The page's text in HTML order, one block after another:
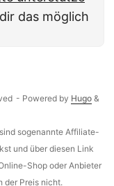
das möglich
- Powered by Hugo &
sogenannte Affiliate-
und über diesen Link
Shop oder Anbieter
der Preis nicht.